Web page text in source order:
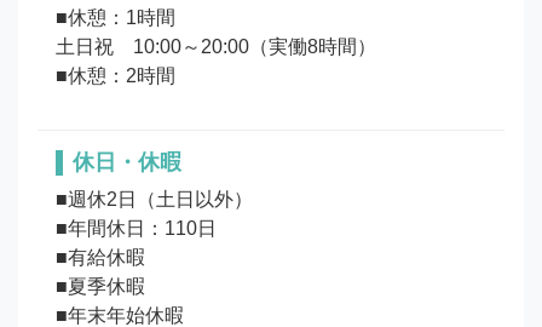
■休憩：1時間
土日祝　10:00～20:00（実働8時間）
■休憩：2時間
休日・休暇
■週休2日（土日以外）
■年間休日：110日
■有給休暇
■夏季休暇
■年末年始休暇